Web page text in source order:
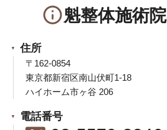
info_outline魁整体施術院
住所
〒162-0854
東京都新宿区南山伏町1-18
ハイホーム市ヶ谷 206
電話番号